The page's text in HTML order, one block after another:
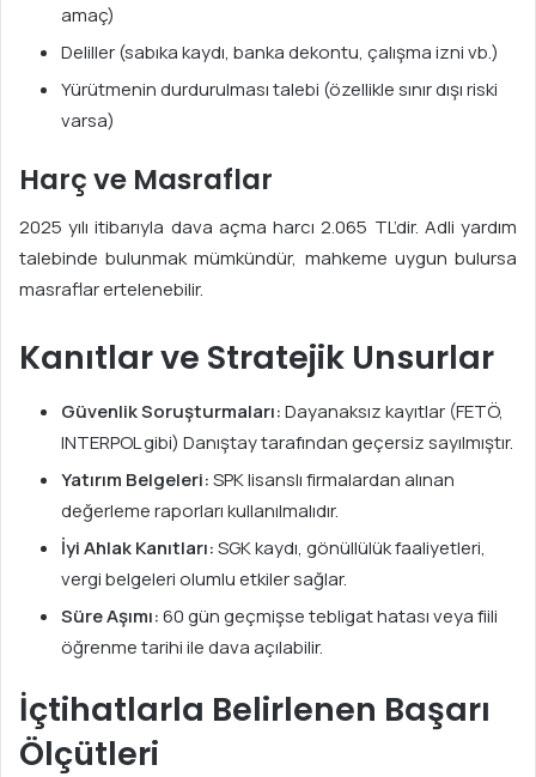
amaç)
Deliller (sabıka kaydı, banka dekontu, çalışma izni vb.)
Yürütmenin durdurulması talebi (özellikle sınır dışı riski
varsa)
Harç ve Masraflar
2025 yılı itibarıyla dava açma harcı 2.065 TL’dir. Adli yardım
talebinde bulunmak mümkündür, mahkeme uygun bulursa
masraflar ertelenebilir.
Kanıtlar ve Stratejik Unsurlar
Güvenlik Soruşturmaları:Dayanaksız kayıtlar (FETÖ,
INTERPOL gibi) Danıştay tarafından geçersiz sayılmıştır.
Yatırım Belgeleri:SPK lisanslı firmalardan alınan
değerleme raporları kullanılmalıdır.
İyi Ahlak Kanıtları:SGK kaydı, gönüllülük faaliyetleri,
vergi belgeleri olumlu etkiler sağlar.
Süre Aşımı:60 gün geçmişse tebligat hatası veya fiili
öğrenme tarihi ile dava açılabilir.
İçtihatlarla Belirlenen Başarı
Ölçütleri